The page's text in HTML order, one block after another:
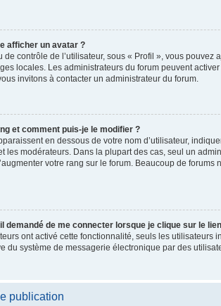
afficher un avatar ?
de contrôle de l’utilisateur, sous « Profil », vous
locales. Les administrateurs du forum peuvent
invitons à contacter un administrateur du forum.
et comment puis-je le modifier ?
en dessous de votre nom d’utilisateur,
les modérateurs. Dans la plupart des cas, seul un
votre rang sur le forum. Beaucoup de
demandé de me connecter lorsque je clique sur le
ont activé cette fonctionnalité, seuls les
du système de messagerie électronique par des
publication